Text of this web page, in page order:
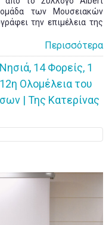
των Μουσειακών
την επιμέλεια της
Περισσότερα
14 Φορείς, 1
Ολομέλεια του
| Της Κατερίνας